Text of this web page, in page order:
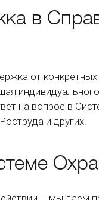
в
от
на вопрос в
и других.